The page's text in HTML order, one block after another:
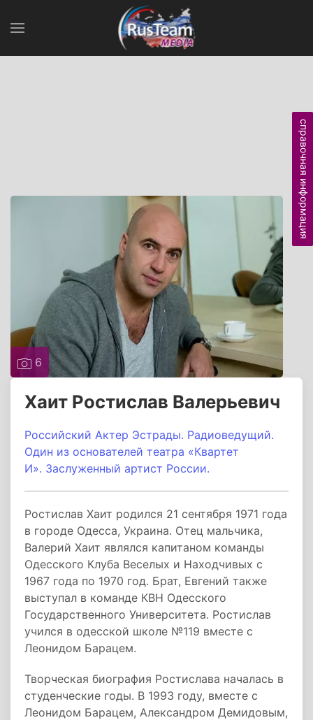
6
Хаит Ростислав Валерьевич
Российский Актер Эстрады. Радиоведущий.
Один из основателей театра «Квартет
И». Заслуженный артист России.
Ростислав Хаит родился 21 сентября 1971 года
в городе Одесса, Украина. Отец мальчика,
Валерий Хаит являлся капитаном команды
Одесского Клуба Веселых и Находчивых с
1967 года по 1970 год. Брат, Евгений также
выступал в команде КВН Одесского
Государственного Университета. Ростислав
учился в одесской школе №119 вместе с
Леонидом Барацем.
Творческая биография Ростислава началась в
студенческие годы. В 1993 году, вместе с
Леонидом Барацем, Александром Демидовым,
справочная информация